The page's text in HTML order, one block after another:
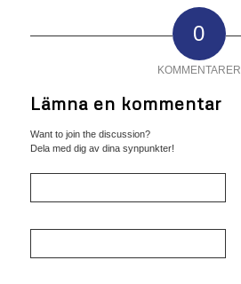
0
KOMMENTARER
Lämna en kommentar
Want to join the discussion?
Dela med dig av dina synpunkter!